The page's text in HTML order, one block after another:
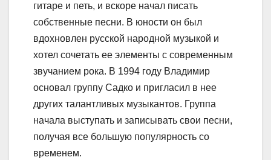
гитаре и петь, и вскоре начал писать
собственные песни. В юности он был
вдохновлен русской народной музыкой и
хотел сочетать ее элементы с современным
звучанием рока. В 1994 году Владимир
основал группу Садко и пригласил в нее
других талантливых музыкантов. Группа
начала выступать и записывать свои песни,
получая все большую популярность со
временем.